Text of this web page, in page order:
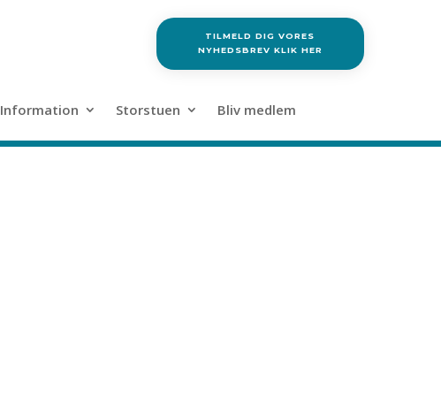
TILMELD DIG VORES
NYHEDSBREV KLIK HER
Information Storstuen Bliv medlem